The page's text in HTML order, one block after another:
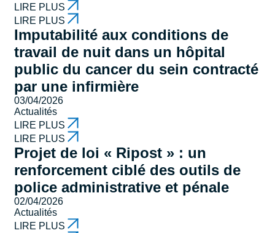
LIRE PLUS
LIRE PLUS
Imputabilité aux conditions de
travail de nuit dans un hôpital
public du cancer du sein contracté
par une infirmière
03/04/2026
Actualités
LIRE PLUS
LIRE PLUS
Projet de loi « Ripost » : un
renforcement ciblé des outils de
police administrative et pénale
02/04/2026
Actualités
LIRE PLUS